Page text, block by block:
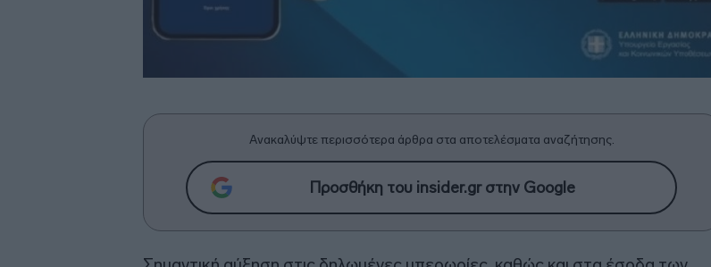
Ανακαλύψτε περισσότερα άρθρα στα αποτελέσματα αναζήτησης.
Προσθήκη του insider.gr στην Google